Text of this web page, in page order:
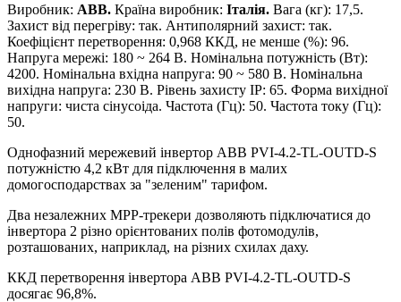
Виробник: ABB. Країна виробник: Італія. Вага (кг): 17,5.
Захист від перегріву: так. Антиполярний захист: так.
Коефіцієнт перетворення: 0,968 ККД, не менше (%): 96.
Напруга мережі: 180 ~ 264 В. Номінальна потужність (Вт):
4200. Номінальна вхідна напруга: 90 ~ 580 В. Номінальна
вихідна напруга: 230 В. Рівень захисту IP: 65. Форма вихідної
напруги: чиста сінусоіда. Частота (Гц): 50. Частота току (Гц):
50.
Однофазний мережевий інвертор ABB PVI-4.2-TL-OUTD-S
потужністю 4,2 кВт для підключення в малих
домогосподарствах за "зеленим" тарифом.
Два незалежних MPP-трекери дозволяють підключатися до
інвертора 2 різно орієнтованих полів фотомодулів,
розташованих, наприклад, на різних схилах даху.
ККД перетворення інвертора ABB PVI-4.2-TL-OUTD-S
досягає 96,8%.